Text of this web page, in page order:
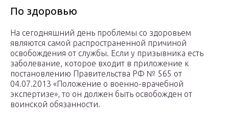
По здоровью
На сегодняшний день проблемы со здоровьем
являются самой распространенной причиной
освобождения от службы. Если у призывника есть
заболевание, которое входит в приложение к
постановлению Правительства РФ № 565 от
04.07.2013 «Положение о военно-врачебной
экспертизе», то он должен быть освобожден от
воинской обязанности.